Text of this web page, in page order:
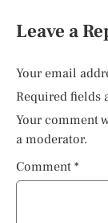
Leave a
Your email
Required fields
Your comment
a moderator.
Comment *